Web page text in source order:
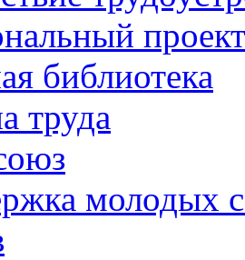
библиотека
труда
молодых